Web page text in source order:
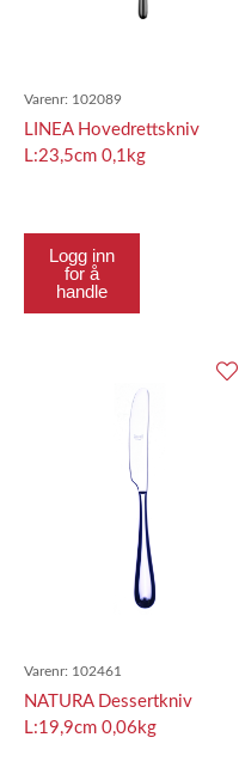
Varenr: 102089
LINEA Hovedrettskniv
L:23,5cm 0,1kg
Logg inn
for å
handle
Varenr: 102461
NATURA Dessertkniv
L:19,9cm 0,06kg